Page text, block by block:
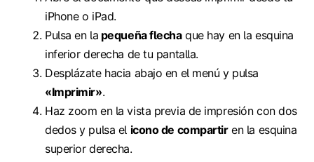
iPhone o iPad.
Pulsa en la pequeña flechaque hay en la esquina
inferior derecha de tu pantalla.
Desplázate hacia abajo en el menú y pulsa
«Imprimir».
Haz zoom en la vista previa de impresión con dos
dedos y pulsa el icono de compartiren la esquina
superior derecha.